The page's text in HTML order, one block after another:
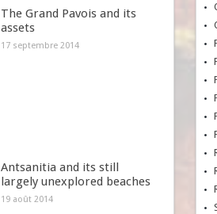
The Grand Pavois and its
assets
17 septembre 2014
Antsanitia and its still
largely unexplored beaches
19 août 2014